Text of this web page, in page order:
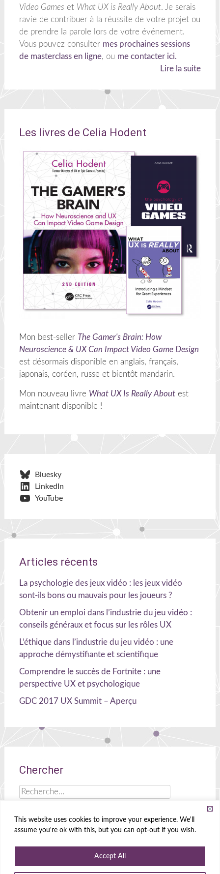
This website uses cookies to improve your experience. We'll
assume you're ok with this, but you can opt-out if you wish.
Accept All
Video Games et What UX is Really About. Je serais
ravie de contribuer à la réussite de votre projet ou
de prendre la parole lors de votre événement.
Vous pouvez consulter mes prochaines sessions
de masterclass en ligne, ou me contacter ici.
Lire la suite
Les livres de Celia Hodent
Mon best-seller The Gamer's Brain: How
Neuroscience & UX Can Impact Video Game Design
est désormais disponible en anglais, français,
japonais, coréen, russe et bientôt mandarin.
Mon nouveau livre What UX Is Really Aboutest
maintenant disponible !
Bluesky
LinkedIn
YouTube
Articles récents
La psychologie des jeux vidéo : les jeux vidéo
sont-ils bons ou mauvais pour les joueurs ?
Obtenir un emploi dans l’industrie du jeu vidéo :
conseils généraux et focus sur les rôles UX
L’éthique dans l’industrie du jeu vidéo : une
approche démystifiante et scientifique
Comprendre le succès de Fortnite : une
perspective UX et psychologique
GDC 2017 UX Summit – Aperçu
Chercher
Rechercher :
Celia Hodent|Cerveau, UX et jeux !
ThemeRadiate